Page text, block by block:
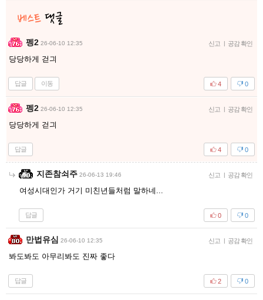
펭2 26-06-10 12:35 신고 | 공감 확인
당당하게 걷긔
답글 이동 0
4
펭2 26-06-10 12:35 신고 | 공감 확인
당당하게 걷긔
답글 0
4
지존참쇠주 26-06-13 19:46 신고 | 공감 확인
여성시대인가 거기 미친년들처럼 말하네...
답글 0
0
만법유심 26-06-10 12:35 신고 | 공감 확인
봐도봐도 아무리봐도 진짜 좋다
답글 0
2